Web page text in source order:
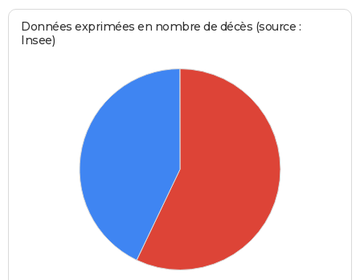
Données exprimées en nombre de décès (source :
Insee)